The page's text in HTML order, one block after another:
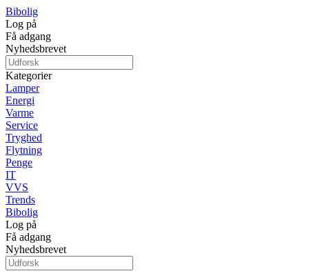
Bibolig
Log på
Få adgang
Nyhedsbrevet
Kategorier
Lamper
Energi
Varme
Service
Tryghed
Flytning
Penge
IT
VVS
Trends
Bibolig
Log på
Få adgang
Nyhedsbrevet